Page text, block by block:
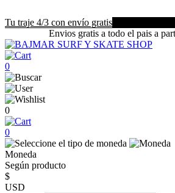
Tu traje 4/3 con envío gratis
Envios gratis a todo el pais a
0
0
0
Moneda
Según producto
$
USD